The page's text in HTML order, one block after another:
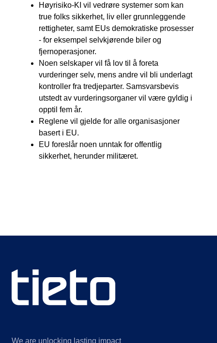
Høyrisiko-KI vil vedrøre systemer som kan
true folks sikkerhet, liv eller grunnleggende
rettigheter, samt EUs demokratiske prosesser
- for eksempel selvkjørende biler og
fjernoperasjoner.
Noen selskaper vil få lov til å foreta
vurderinger selv, mens andre vil bli underlagt
kontroller fra tredjeparter. Samsvarsbevis
utstedt av vurderingsorganer vil være gyldig i
opptil fem år.
Reglene vil gjelde for alle organisasjoner
basert i EU.
EU foreslår noen unntak for offentlig
sikkerhet, herunder militæret.
We are unlocking lasting impact